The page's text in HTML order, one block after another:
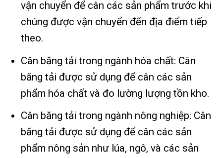
vận chuyển để cân các sản phẩm trước khi
chúng được vận chuyển đến địa điểm tiếp
theo.
Cân băng tải trong ngành hóa chất: Cân
băng tải được sử dụng để cân các sản
phẩm hóa chất và đo lường lượng tồn kho.
Cân băng tải trong ngành nông nghiệp: Cân
băng tải được sử dụng để cân các sản
phẩm nông sản như lúa, ngô, và các sản